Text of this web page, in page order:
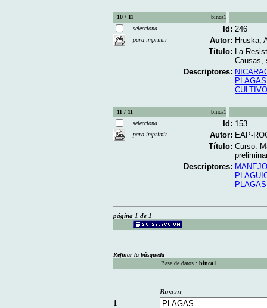
10 / 11
binca1
selecciona
para imprimir
Id: 246
Autor: Hruska,
Título: La
Causas,
Descriptores:
PLAGAS
11 / 11
binca1
selecciona
para imprimir
Id: 153
Autor: EAP-
Título: Curso:
Descriptores:
PLAGAS
página 1 de 1
Refinar la búsqueda
Base de datos : binca1
Buscar
1